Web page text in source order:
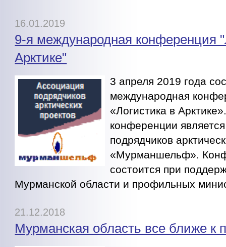
16.01.2019
9-я международная конференция
Арктике"
3 апреля 2019 года
международная
«Логистика в
конференции
подрядчиков
«Мурманшельф».
состоится при
Мурманской области и профильных
21.12.2018
Мурманская область все ближе к